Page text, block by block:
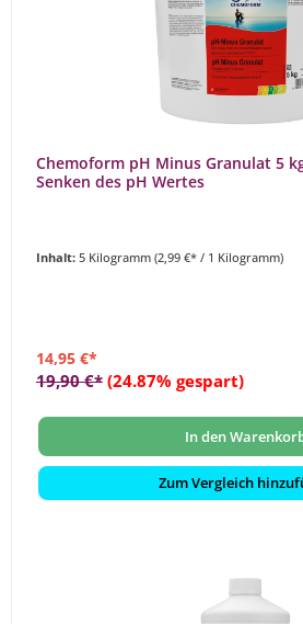
Chemoform pH Minus Granulat 5
Senken des pH Wertes
Inhalt: 5 Kilogramm (2,99 €* / 1 Kilogramm)
14,95 €*
19,90 €* (24.87% gespart)
In den
Zum Vergleich